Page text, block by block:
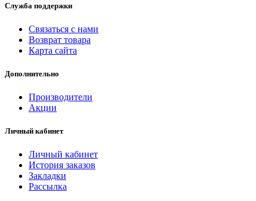
Служба поддержки
Связаться с нами
Возврат товара
Карта сайта
Дополнительно
Производители
Акции
Личный кабинет
Личный кабинет
История заказов
Закладки
Рассылка